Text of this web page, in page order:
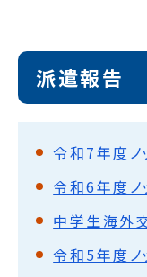
派遣報告
令和7年度ノ
令和6年度ノ
中学生海外
令和5年度ノ